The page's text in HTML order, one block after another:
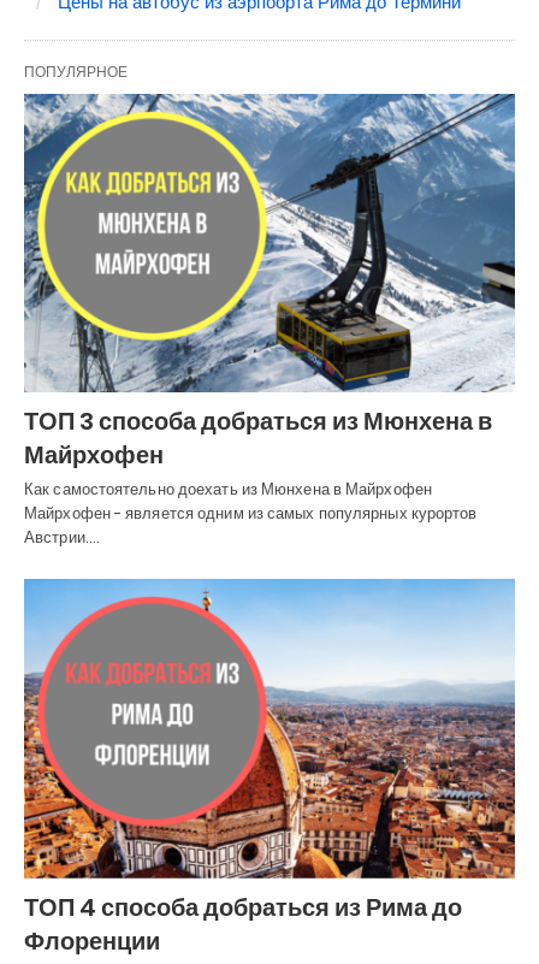
ПОПУЛЯРНОЕ
ТОП 3 способа добраться из Мюнхена в
Майрхофен
Как самостоятельно доехать из Мюнхена в Майрхофен
Майрхофен - является одним из самых популярных курортов
Австрии.…
ТОП 4 способа добраться из Рима до
Флоренции